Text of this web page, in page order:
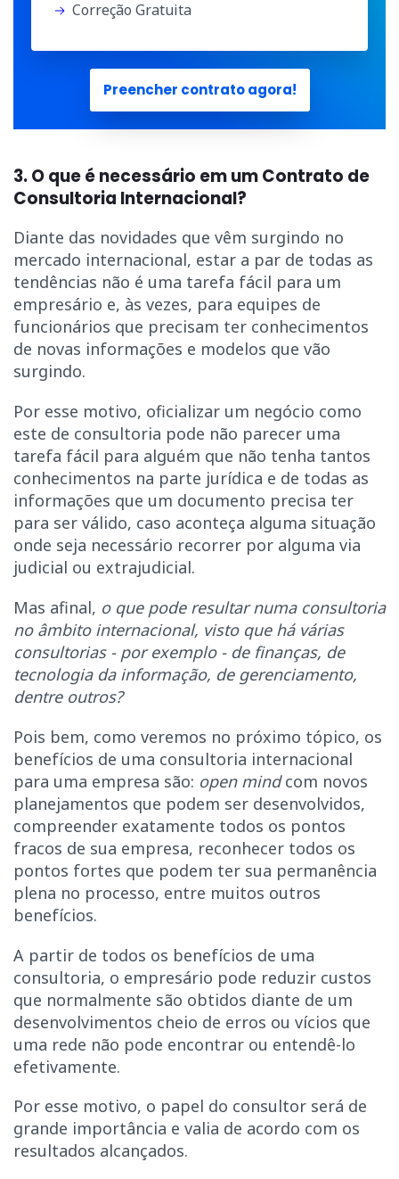
Correção Gratuita
Preencher contrato agora!
3. O que é necessário em um Contrato de
Consultoria Internacional?
Diante das novidades que vêm surgindo no
mercado internacional, estar a par de todas as
tendências não é uma tarefa fácil para um
empresário e, às vezes, para equipes de
funcionários que precisam ter conhecimentos
de novas informações e modelos que vão
surgindo.
Por esse motivo, oficializar um negócio como
este de consultoria pode não parecer uma
tarefa fácil para alguém que não tenha tantos
conhecimentos na parte jurídica e de todas as
informações que um documento precisa ter
para ser válido, caso aconteça alguma situação
onde seja necessário recorrer por alguma via
judicial ou extrajudicial.
Mas afinal, o que pode resultar numa consultoria
no âmbito internacional, visto que há várias
consultorias - por exemplo - de finanças, de
tecnologia da informação, de gerenciamento,
dentre outros?
Pois bem, como veremos no próximo tópico, os
benefícios de uma consultoria internacional
para uma empresa são: open mindcom novos
planejamentos que podem ser desenvolvidos,
compreender exatamente todos os pontos
fracos de sua empresa, reconhecer todos os
pontos fortes que podem ter sua permanência
plena no processo, entre muitos outros
benefícios.
A partir de todos os benefícios de uma
consultoria, o empresário pode reduzir custos
que normalmente são obtidos diante de um
desenvolvimentos cheio de erros ou vícios que
uma rede não pode encontrar ou entendê-lo
efetivamente.
Por esse motivo, o papel do consultor será de
grande importância e valia de acordo com os
resultados alcançados.